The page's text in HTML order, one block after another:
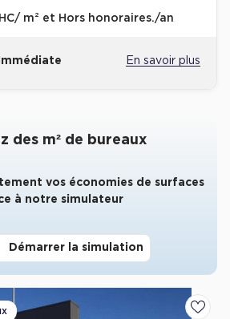
m² et Hors honoraires./an
Immédiate En savoir plus
des m² de bureaux
vos économies de surfaces
à notre simulateur
Démarrer la simulation